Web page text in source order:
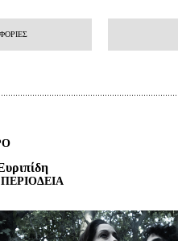
Σύνδεση/Εγγραφή
Παραγγελία
Είσοδος διαχειριστή